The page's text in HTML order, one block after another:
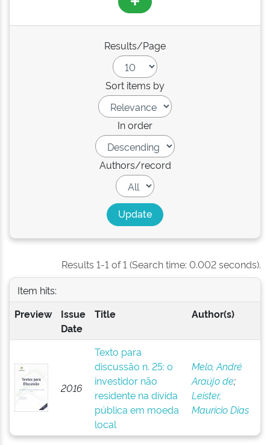
Results/Page
Sort items by
In order
Authors/record
Results 1-1 of 1 (Search time: 0.002 seconds).
Item hits:
Preview
Issue
Date
Title Author(s)
2016
Texto para
discussão n. 25: o
investidor não
residente na dívida
pública em moeda
local
Melo, André
Araújo de;
Leister,
Maurício Dias